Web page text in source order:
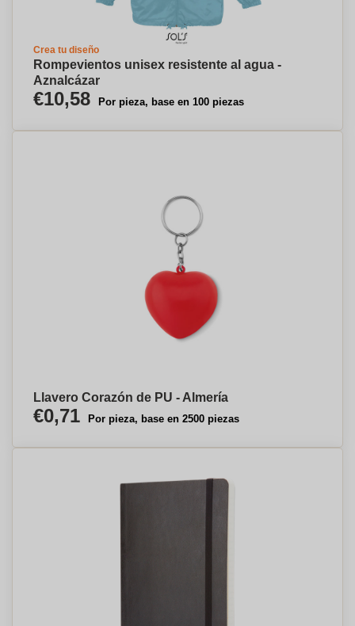
Crea tu diseño
Rompevientos unisex resistente al agua -
Aznalcázar
€10,58 Por pieza, base en 100 piezas
Llavero Corazón de PU - Almería
€0,71 Por pieza, base en 2500 piezas